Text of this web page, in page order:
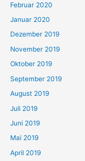
Februar 2020
Januar 2020
Dezember 2019
November 2019
Oktober 2019
September 2019
August 2019
Juli 2019
Juni 2019
Mai 2019
April 2019